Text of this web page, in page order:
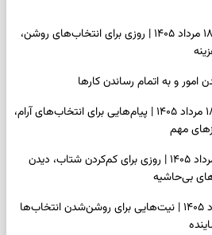
فال سرنوشت امروز یکشنبه ۱۸ مرداد ۱۴۰۵ | روزی برای انتخاب‌های روشن،
فال فرشتگان امروز یکشنبه ۱۸ مرداد ۱۴۰۵ | پیام‌هایی برای انتخاب‌های آرام،
مهم
فال روزانه امروز یکشنبه ۱۸ مرداد ۱۴۰۵ | روزی برای کم‌کردن شتاب، دیدن
بی‌حاشیه
فال ابجد امروز شنبه ۱۷ مرداد ۱۴۰۵ | نیت‌هایی برای روشن‌شدن انتخاب‌ها